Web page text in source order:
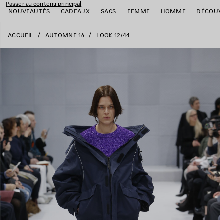
Passer au contenu principal
NOUVEAUTÉS
CADEAUX SACS FEMME HOMME
ACCUEIL AUTOMNE 16 LOOK 12/44
fermer la bannière